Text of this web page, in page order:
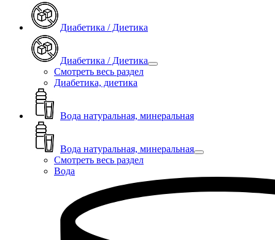
Диабетика / Диетика
Диабетика / Диетика
Смотреть весь раздел
Диабетика, диетика
Вода натуральная, минеральная
Вода натуральная, минеральная
Смотреть весь раздел
Вода